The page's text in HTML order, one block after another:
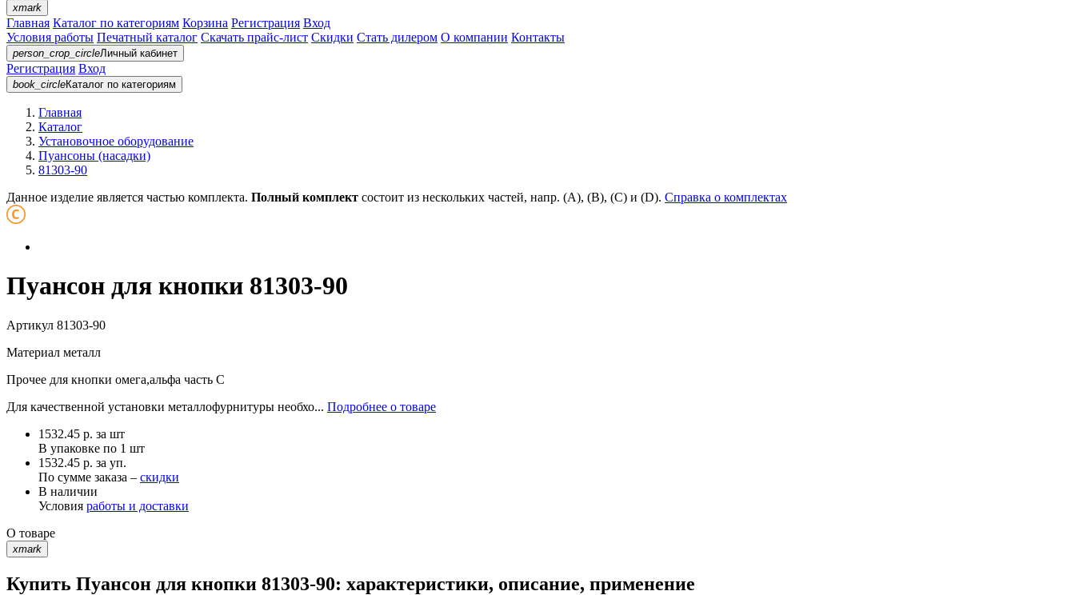
xmark
Главная Каталог по категориям Корзина Регистрация Вход
Условия работы Печатный каталог Скачать прайс-лист Скидки Стать дилером О компании Контакты
person_crop_circleЛичный кабинет
Регистрация Вход
book_circleКаталог по категориям
Главная
Каталог
Установочное оборудование
Пуансоны (насадки)
81303-90
Данное изделие является частью комплекта. Полный комплект состоит из нескольких частей, напр. (А), (B), (С) и (D). Справка о комплектах
Пуансон для кнопки 81303-90
Артикул 81303-90
Материал металл
Прочее для кнопки омега,альфа часть С
Для качественной установки металлофурнитуры необхо... Подробнее о товаре
1532.45 р. за шт
В упаковке по 1 шт
1532.45 р. за уп.
По сумме заказа – скидки
В наличии
Условия работы и доставки
О товаре
xmark
Купить Пуансон для кнопки 81303-90: характеристики, описание, применение